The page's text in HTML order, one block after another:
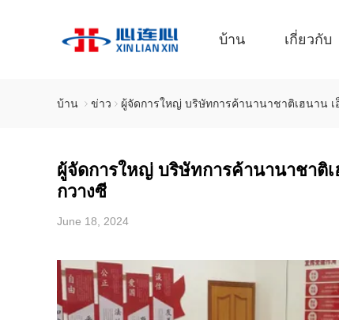
บ้าน เกี่ยวกับ
บ้าน ข่าว ผู้จัดการใหญ่ บริษัทการค้านานาชาติเฮนาน
ผู้จัดการใหญ่ บริษัทการค้านานาชาติ
กวางซี
June 18, 2024